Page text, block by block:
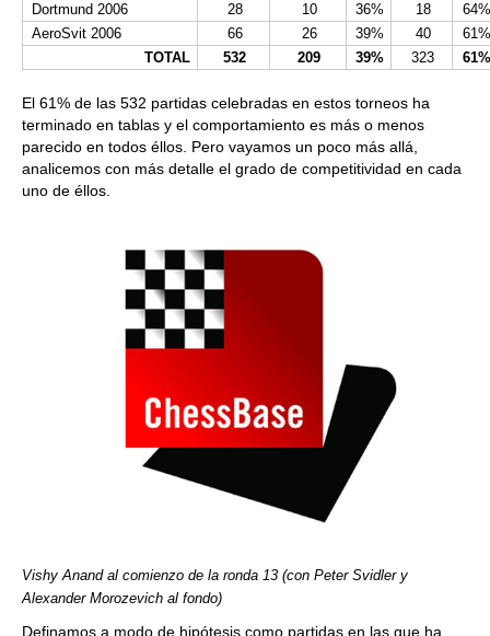
Dortmund 2006
28 10 36% 18
64%
AeroSvit 2006
66 26 39% 40
61%
TOTAL
532 209 39% 323 61%
El 61% de las 532 partidas celebradas en estos torneos ha
terminado en tablas y el comportamiento es más o menos
parecido en todos éllos. Pero vayamos un poco más allá,
analicemos con más detalle el grado de competitividad en cada
uno de éllos.
Vishy Anand al comienzo de la ronda 13 (con Peter Svidler y
Alexander Morozevich al fondo)
Definamos a modo de hipótesis como partidas en las que ha